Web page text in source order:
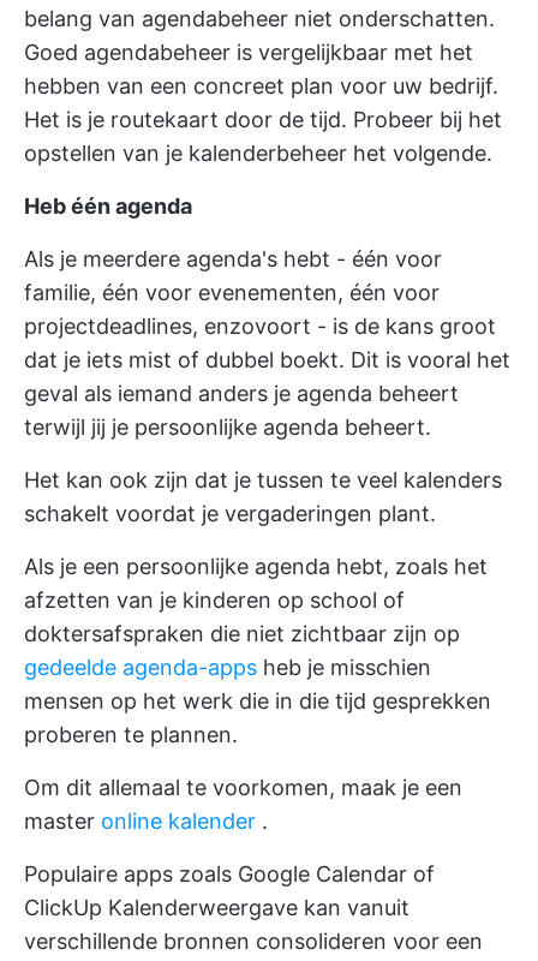
belang van agendabeheer niet onderschatten.
Goed agendabeheer is vergelijkbaar met het
hebben van een concreet plan voor uw bedrijf.
Het is je routekaart door de tijd. Probeer bij het
opstellen van je kalenderbeheer het volgende.
Heb één agenda
Als je meerdere agenda's hebt - één voor
familie, één voor evenementen, één voor
projectdeadlines, enzovoort - is de kans groot
dat je iets mist of dubbel boekt. Dit is vooral het
geval als iemand anders je agenda beheert
terwijl jij je persoonlijke agenda beheert.
Het kan ook zijn dat je tussen te veel kalenders
schakelt voordat je vergaderingen plant.
Als je een persoonlijke agenda hebt, zoals het
afzetten van je kinderen op school of
doktersafspraken die niet zichtbaar zijn op
gedeelde agenda-apps heb je misschien
mensen op het werk die in die tijd gesprekken
proberen te plannen.
Om dit allemaal te voorkomen, maak je een
master online kalender .
Populaire apps zoals Google Calendar of
ClickUp Kalenderweergave kan vanuit
verschillende bronnen consolideren voor een